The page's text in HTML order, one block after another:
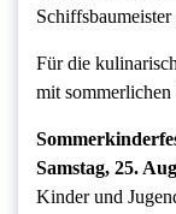
Schiffsbaumeister
Für die
mit
Samstag, 25.
Kinder und